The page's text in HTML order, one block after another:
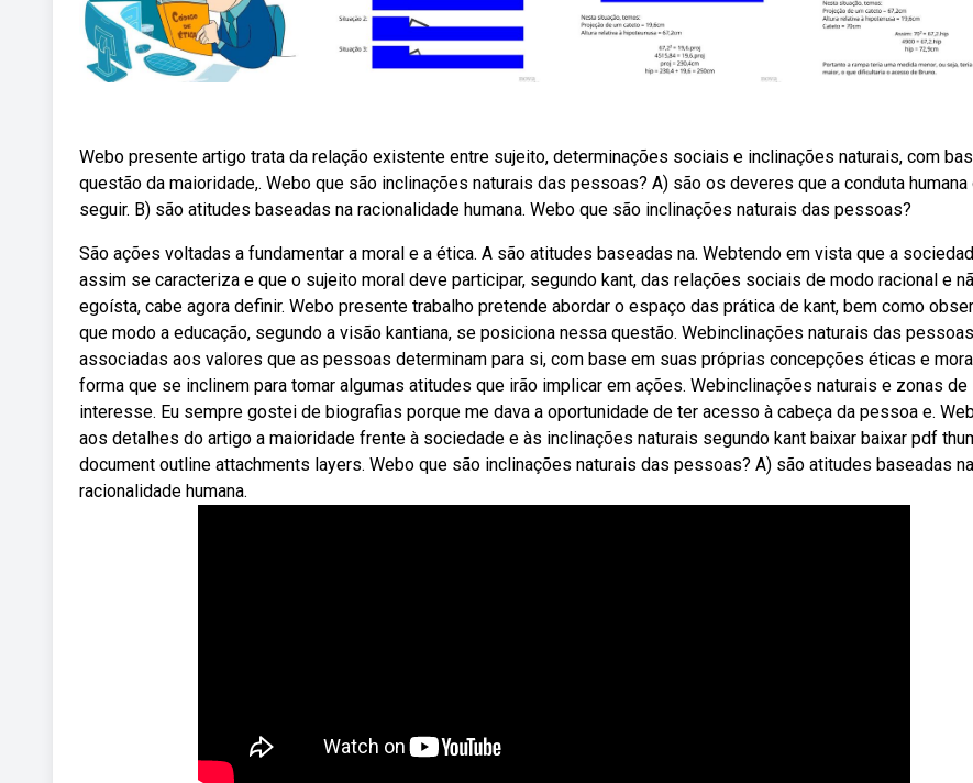
Webo presente artigo trata da relação existente entre sujeito, determinações sociais e inclinações naturais, com
questão da maioridade,. Webo que são inclinações naturais das pessoas? A) são os deveres que a conduta humana
seguir. B) são atitudes baseadas na racionalidade humana. Webo que são inclinações naturais das pessoas?
São ações voltadas a fundamentar a moral e a ética. A são atitudes baseadas na. Webtendo em vista que a
assim se caracteriza e que o sujeito moral deve participar, segundo kant, das relações sociais de modo racional e
egoísta, cabe agora definir. Webo presente trabalho pretende abordar o espaço das prática de kant, bem como
que modo a educação, segundo a visão kantiana, se posiciona nessa questão. Webinclinações naturais das
associadas aos valores que as pessoas determinam para si, com base em suas próprias concepções éticas e
forma que se inclinem para tomar algumas atitudes que irão implicar em ações. Webinclinações naturais e zonas de
interesse. Eu sempre gostei de biografias porque me dava a oportunidade de ter acesso à cabeça da pessoa e.
aos detalhes do artigo a maioridade frente à sociedade e às inclinações naturais segundo kant baixar baixar pdf
document outline attachments layers. Webo que são inclinações naturais das pessoas? A) são atitudes baseadas na
racionalidade humana.